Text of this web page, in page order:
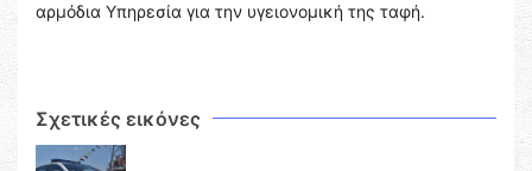
αρμόδια Υπηρεσία για την υγειονομική της ταφή.
Σχετικές εικόνες